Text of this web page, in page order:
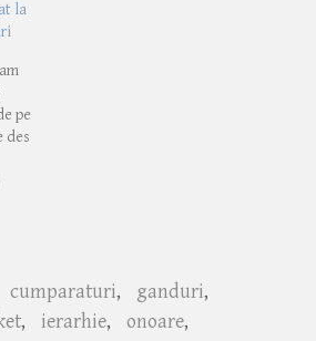
cu
un…
la
pe
des
cumparaturi, ganduri,
, ierarhie, onoare,